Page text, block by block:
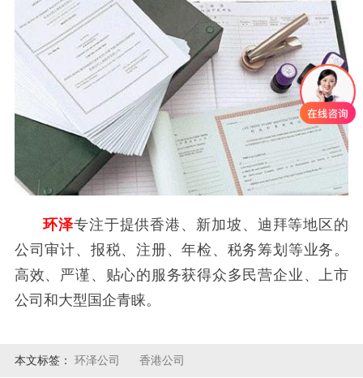
环泽专注于提供香港、新加坡、迪拜等地区的
公司审计、报税、注册、年检、税务筹划等业务。
高效、严谨、贴心的服务获得众多民营企业、上市
公司和大型国企青睐。
本文标签： 环泽公司 香港公司